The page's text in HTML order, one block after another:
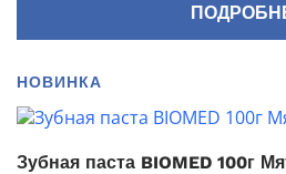
НОВИНКА
Зубная паста BIOMED 100г